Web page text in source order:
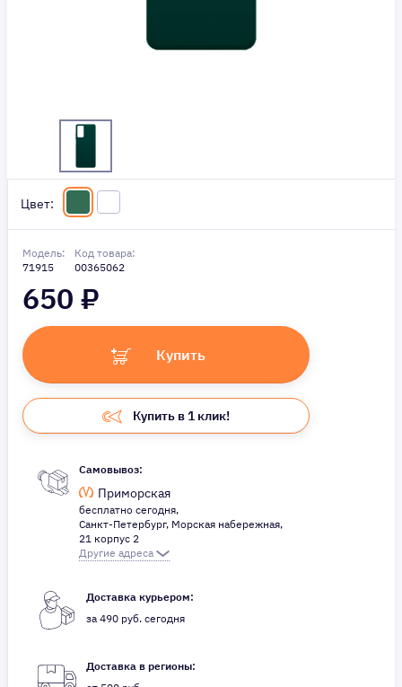
Цвет:
Модель:
71915
Код товара:
00365062
650 ₽
Купить
Купить в 1 клик!
Самовывоз:
Приморская
бесплатно сегодня,
Санкт-Петербург, Морская набережная,
21 корпус 2
Другие адреса
Доставка курьером:
за 490 руб. сегодня
Доставка в регионы: